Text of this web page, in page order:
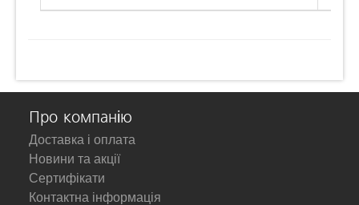
Про компанію
Доставка і оплата
Новини та акції
Сертифікати
Контактна інформація